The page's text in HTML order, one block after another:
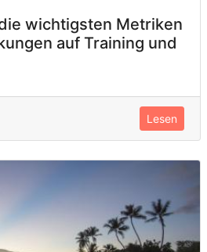
wichtigsten Metriken
auf Training und
Lesen